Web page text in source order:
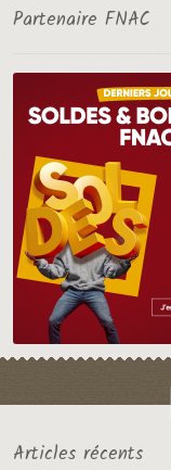
Partenaire FNAC
Articles récents